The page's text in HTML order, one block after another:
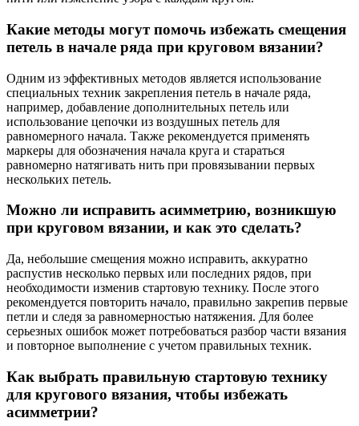
Какие методы могут помочь избежать смещения
петель в начале ряда при круговом вязании?
Одним из эффективных методов является использование
специальных техник закрепления петель в начале ряда,
например, добавление дополнительных петель или
использование цепочки из воздушных петель для
равномерного начала. Также рекомендуется применять
маркеры для обозначения начала круга и стараться
равномерно натягивать нить при провязывании первых
нескольких петель.
Можно ли исправить асимметрию, возникшую
при круговом вязании, и как это сделать?
Да, небольшие смещения можно исправить, аккуратно
распустив несколько первых или последних рядов, при
необходимости изменив стартовую технику. После этого
рекомендуется повторить начало, правильно закрепив первые
петли и следя за равномерностью натяжения. Для более
серьезных ошибок может потребоваться разбор части вязания
и повторное выполнение с учетом правильных техник.
Как выбрать правильную стартовую технику
для кругового вязания, чтобы избежать
асимметрии?